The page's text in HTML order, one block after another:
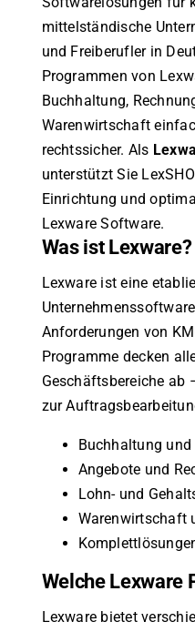
mittelständische
und Freiberufler in
Programmen von
Buchhaltung,
Warenwirtschaft
rechtssicher. Als
unterstützt Sie
Einrichtung und
Lexware Software.
Was ist Lexware?
Lexware ist eine
Anforderungen von
Programme decken
Geschäftsbereiche ab
zur
Buchhaltung und
Angebote und
Lohn- und
Warenwirtschaft
Welche Lexware
Lexware bietet